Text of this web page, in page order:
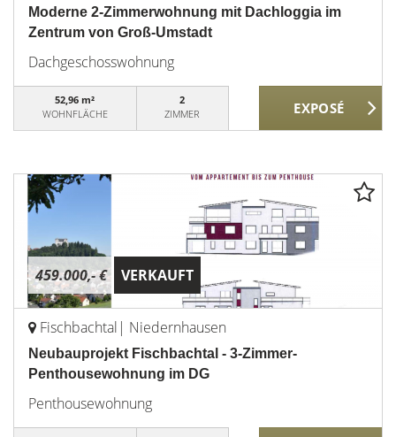
Moderne 2-Zimmerwohnung mit Dachloggia im
Zentrum von Groß-Umstadt
Dachgeschosswohnung
52,96 m²
WOHNFLÄCHE
2
ZIMMER
459.000,- € VERKAUFT
Fischbachtal| Niedernhausen
Neubauprojekt Fischbachtal - 3-Zimmer-
Penthousewohnung im DG
Penthousewohnung